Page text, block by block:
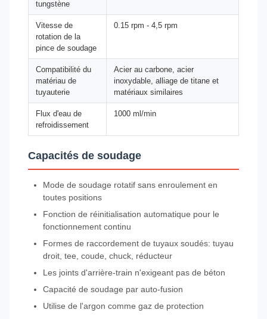
tungstène
Vitesse de
rotation de la
pince de soudage
0.15 rpm - 4,5 rpm
Compatibilité du
matériau de
tuyauterie
Acier au carbone, acier
inoxydable, alliage de titane et
matériaux similaires
Flux d'eau de
refroidissement
1000 ml/min
Capacités de soudage
Mode de soudage rotatif sans enroulement en
toutes positions
Fonction de réinitialisation automatique pour le
fonctionnement continu
Formes de raccordement de tuyaux soudés: tuyau
droit, tee, coude, chuck, réducteur
Les joints d'arrière-train n'exigeant pas de béton
Capacité de soudage par auto-fusion
Utilise de l'argon comme gaz de protection